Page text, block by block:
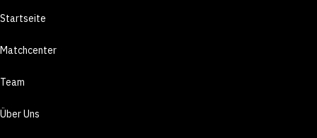
Startseite
Matchcenter
Team
Über Uns